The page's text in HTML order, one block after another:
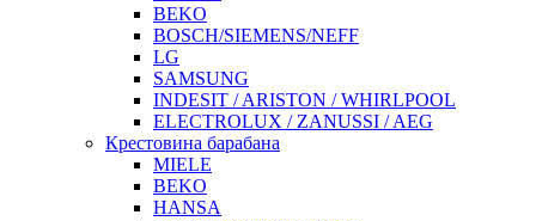
BEKO
BOSCH/SIEMENS/NEFF
LG
SAMSUNG
INDESIT / ARISTON / WHIRLPOOL
ELECTROLUX / ZANUSSI / AEG
Крестовина барабана
MIELE
BEKO
HANSA